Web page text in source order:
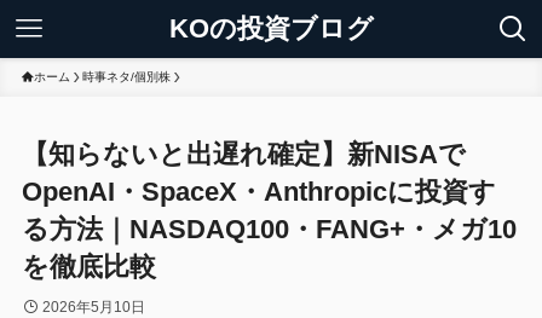
KOの投資ブログ
ホーム 時事ネタ/個別株
【知らないと出遅れ確定】新NISAで
OpenAI・SpaceX・Anthropicに投資す
る方法｜NASDAQ100・FANG+・メガ10
を徹底比較
2026年5月10日